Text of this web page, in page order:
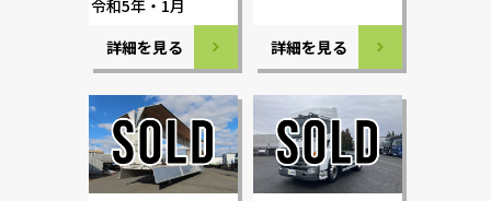
令和5年・1月
詳細を見る
詳細を見る